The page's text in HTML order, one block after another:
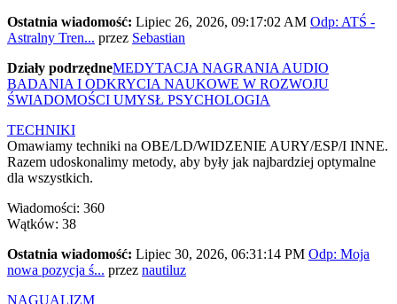
Ostatnia wiadomość: Lipiec 26, 2026, 09:17:02 AM Odp: ATŚ -
Astralny Tren... przez Sebastian
Działy podrzędneMEDYTACJA NAGRANIA AUDIO
BADANIA I ODKRYCIA NAUKOWE W ROZWOJU
ŚWIADOMOŚCI UMYSŁ PSYCHOLOGIA
TECHNIKI
Omawiamy techniki na OBE/LD/WIDZENIE AURY/ESP/I INNE.
Razem udoskonalimy metody, aby były jak najbardziej optymalne
dla wszystkich.
Wiadomości: 360
Wątków: 38
Ostatnia wiadomość: Lipiec 30, 2026, 06:31:14 PM Odp: Moja
nowa pozycja ś... przez nautiluz
NAGUALIZM